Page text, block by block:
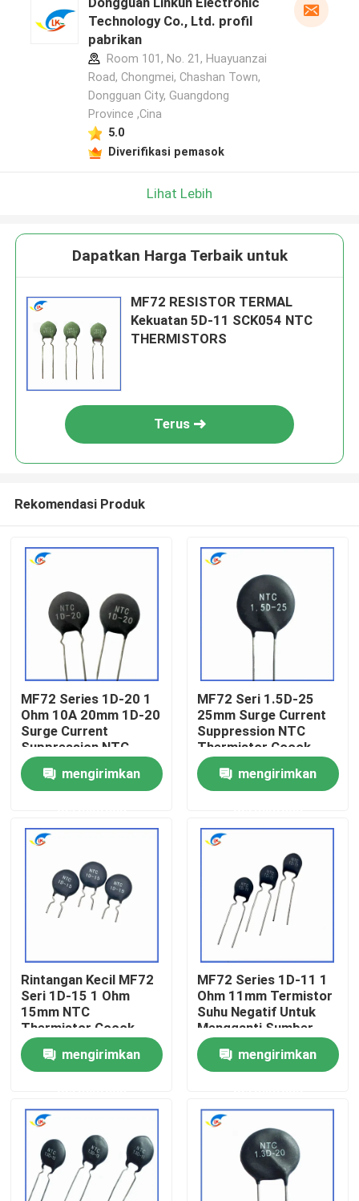
Rumah
Produk
Video
Tentang Kami
Kontrol Kualitas
Hubungi Kami
Kasus-kasus
Termistor PTC
Technology Co., Ltd. profil
pabrikan
Room 101, No. 21, Huayuanzai
Road, Chongmei, Chashan Town,
Dongguan City, Guangdong
Province ,Cina
5.0
Diverifikasi pemasok
Lihat Lebih
Dapatkan Harga Terbaik untuk
MF72 RESISTOR TERMAL
Kekuatan 5D-11 SCK054 NTC
THERMISTORS
Terus
Rekomendasi Produk
MF72 Series 1D-20 1
Ohm 10A 20mm 1D-20
Surge Current
Suppression NTC
Thermistor Cocok
untuk Power Supply
Daya Tinggi
mengirimkan
MF72 Seri 1.5D-25
25mm Surge Current
Suppression NTC
Thermistor Cocok
untuk Mengoperasikan
Power Supply Audio
Amplifier
mengirimkan
Rintangan Kecil MF72
Seri 1D-15 1 Ohm
15mm NTC
Thermistor Cocok
Untuk Menghidupkan
Adaptor Daya
mengirimkan
MF72 Series 1D-11 1
Ohm 11mm Termistor
Suhu Negatif Untuk
Mengganti Sumber
Daya
mengirimkan